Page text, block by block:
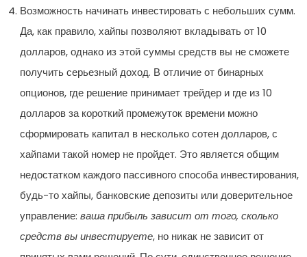
Возможность начинать инвестировать с небольших сумм.
Да, как правило, хайпы позволяют вкладывать от 10
долларов, однако из этой суммы средств вы не сможете
получить серьезный доход. В отличие от бинарных
опционов, где решение принимает трейдер и где из 10
долларов за короткий промежуток времени можно
сформировать капитал в несколько сотен долларов, с
хайпами такой номер не пройдет. Это является общим
недостатком каждого пассивного способа инвестирования,
будь-то хайпы, банковские депозиты или доверительное
управление: ваша прибыль зависит от того, сколько
средств вы инвестируете, но никак не зависит от